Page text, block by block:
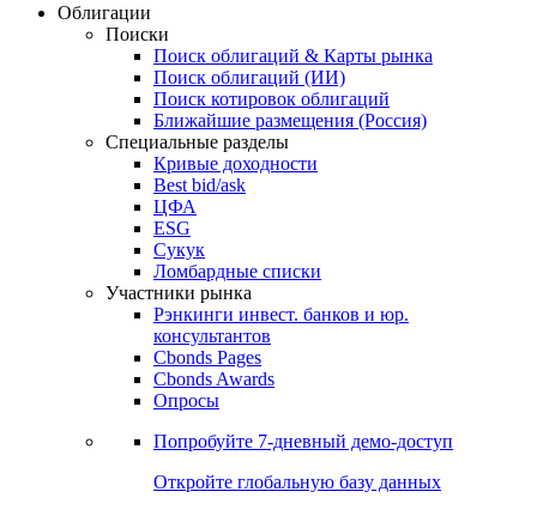
Облигации
Поиски
Поиск облигаций & Карты рынка
Поиск облигаций (ИИ)
Поиск котировок облигаций
Ближайшие размещения (Россия)
Специальные разделы
Кривые доходности
Best bid/ask
ЦФА
ESG
Сукук
Ломбардные списки
Участники рынка
Рэнкинги инвест. банков и юр.
консультантов
Cbonds Pages
Cbonds Awards
Опросы
Попробуйте 7-дневный демо-доступ
Откройте глобальную базу данных